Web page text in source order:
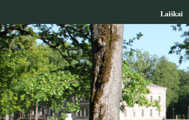
Laiškai